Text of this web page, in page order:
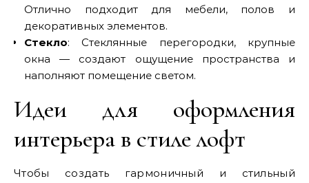
Отлично подходит для мебели, полов и
декоративных элементов.
Стекло: Стеклянные перегородки, крупные
окна — создают ощущение пространства и
наполняют помещение светом.
Идеи для оформления
интерьера в стиле лофт
Чтобы создать гармоничный и стильный